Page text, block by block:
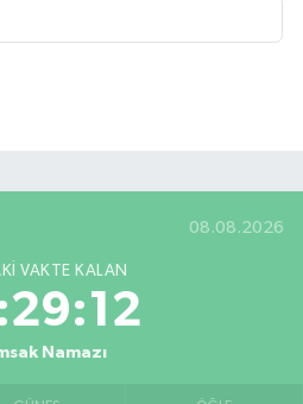
08.08.2026
VAKTE KALAN
Namazı